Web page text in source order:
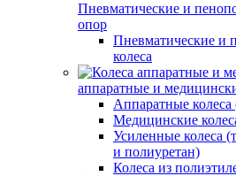
Пневматические и
опор
Пневматические и
колеса
аппаратные и
Аппаратные колеса
Медицинские
Усиленные колеса
и полиуретан)
Колеса из